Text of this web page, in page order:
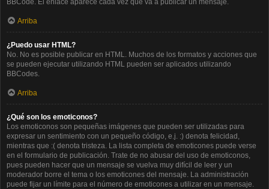
Arriba
¿Puedo usar HTML?
No. No es posible publicar en HTML. Muchos de los formatos y acciones que
se pueden ejecutar utilizando HTML pueden ser aplicados utilizando
BBCodes.
Arriba
¿Qué son los emoticonos?
Los emoticonos son pequeñas imágenes que pueden ser utilizadas para
expresar un sentimiento con un pequeño código, e.j. :) denota felicidad,
mientras que :( denota tristeza. La lista completa de emoticones puede verse
en el formulario de publicación. Trate de no abusar del uso de emoticonos,
pues pueden hacer que un mensaje se vuelva muy difícil de leer y un
moderador borre el tema o los emoticones del mensaje. La administración
puede fijar un límite para el número de emoticones a utilizar en un mensaje.